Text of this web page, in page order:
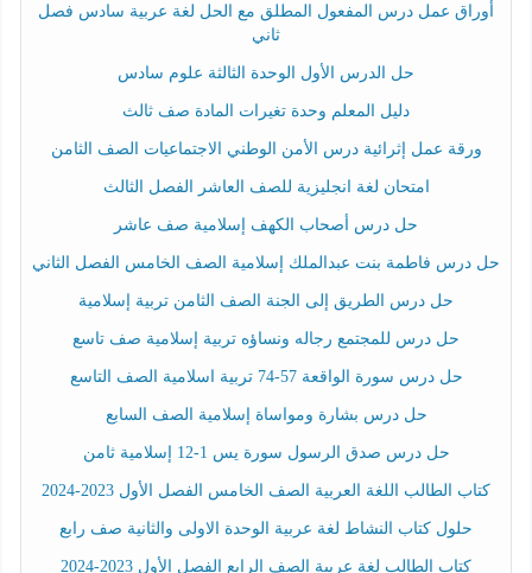
أوراق عمل درس المفعول المطلق مع الحل لغة عربية سادس فصل
ثاني
حل الدرس الأول الوحدة الثالثة علوم سادس
دليل المعلم وحدة تغيرات المادة صف ثالث
ورقة عمل إثرائية درس الأمن الوطني الاجتماعيات الصف الثامن
امتحان لغة انجليزية للصف العاشر الفصل الثالث
حل درس أصحاب الكهف إسلامية صف عاشر
حل درس فاطمة بنت عبدالملك إسلامية الصف الخامس الفصل الثاني
حل درس الطريق إلى الجنة الصف الثامن تربية إسلامية
حل درس للمجتمع رجاله ونساؤه تربية إسلامية صف تاسع
حل درس سورة الواقعة 57-74 تربية اسلامية الصف التاسع
حل درس بشارة ومواساة إسلامية الصف السابع
حل درس صدق الرسول سورة يس 1-12 إسلامية ثامن
كتاب الطالب اللغة العربية الصف الخامس الفصل الأول 2023-2024
حلول كتاب النشاط لغة عربية الوحدة الاولى والثانية صف رابع
كتاب الطالب لغة عربية الصف الرابع الفصل الأول 2023-2024